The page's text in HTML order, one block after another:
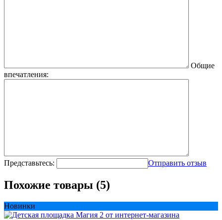
Общие
впечатления:
Представьтесь: Отправить отзыв
Похожие товары (5)
Новинки